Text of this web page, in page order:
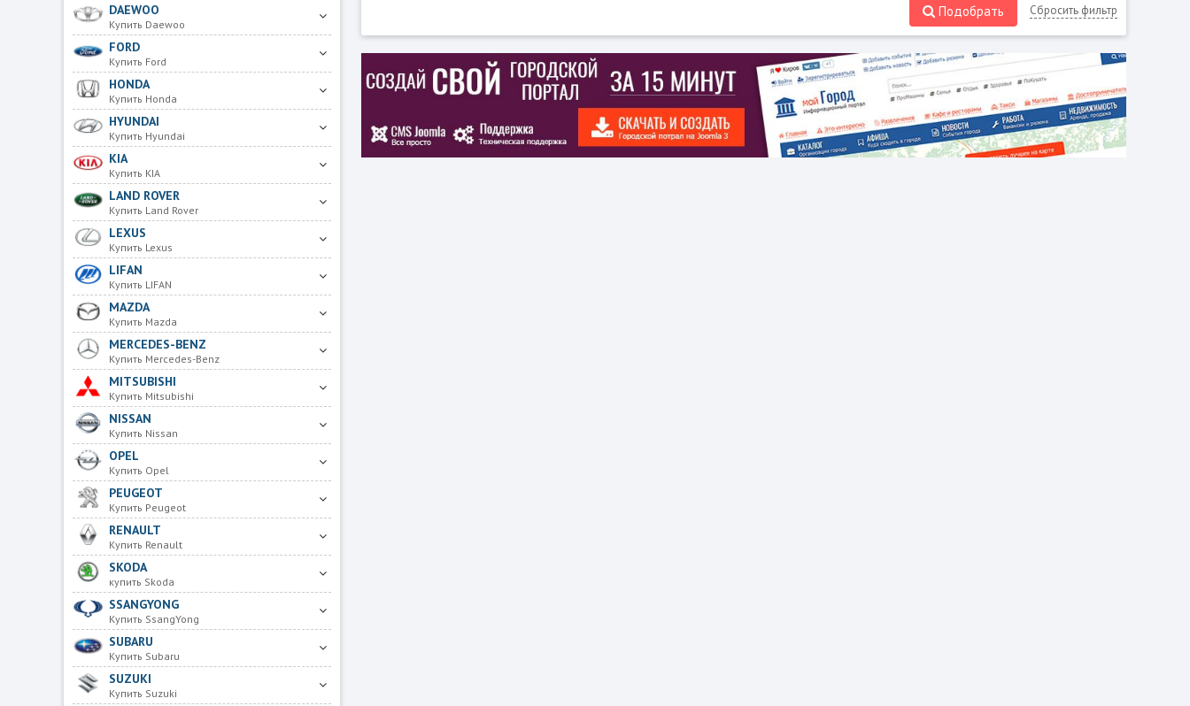
DAEWOO
Купить Daewoo
FORD
Купить Ford
HONDA
Купить Honda
HYUNDAI
Купить Hyundai
KIA
Купить KIA
LAND ROVER
Купить Land Rover
LEXUS
Купить Lexus
LIFAN
Купить LIFAN
MAZDA
Купить Mazda
MERCEDES-BENZ
Купить Mercedes-Benz
MITSUBISHI
Купить Mitsubishi
NISSAN
Купить Nissan
OPEL
Купить Opel
PEUGEOT
Купить Peugeot
RENAULT
Купить Renault
SKODA
купить Skoda
SSANGYONG
Купить SsangYong
SUBARU
Купить Subaru
SUZUKI
Купить Suzuki
Подобрать Сбросить фильтр